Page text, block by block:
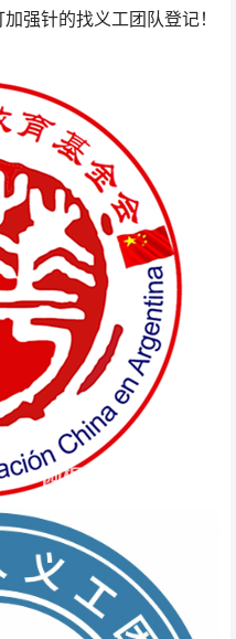
强针的找义工团队登记！